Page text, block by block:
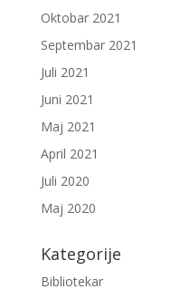
Oktobar 2021
Septembar 2021
Juli 2021
Juni 2021
Maj 2021
April 2021
Juli 2020
Maj 2020
Kategorije
Bibliotekar